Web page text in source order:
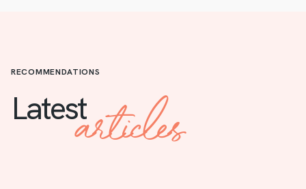
RECOMMENDATIONS
Latestarticles